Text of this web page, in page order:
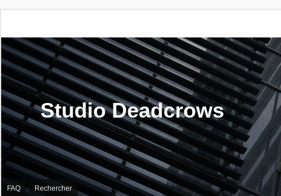
Studio Deadcrows
FAQ Rechercher